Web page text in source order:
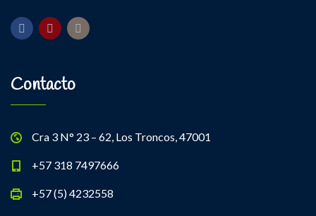
Contacto
Cra 3 N° 23 – 62, Los Troncos, 47001
+57 318 7497666
+57 (5) 4232558